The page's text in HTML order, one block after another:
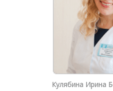
Кулябина Ирина